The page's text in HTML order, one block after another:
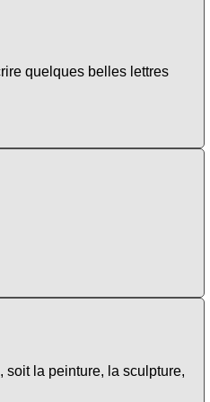
quelques belles lettres
soit la peinture, la sculpture,